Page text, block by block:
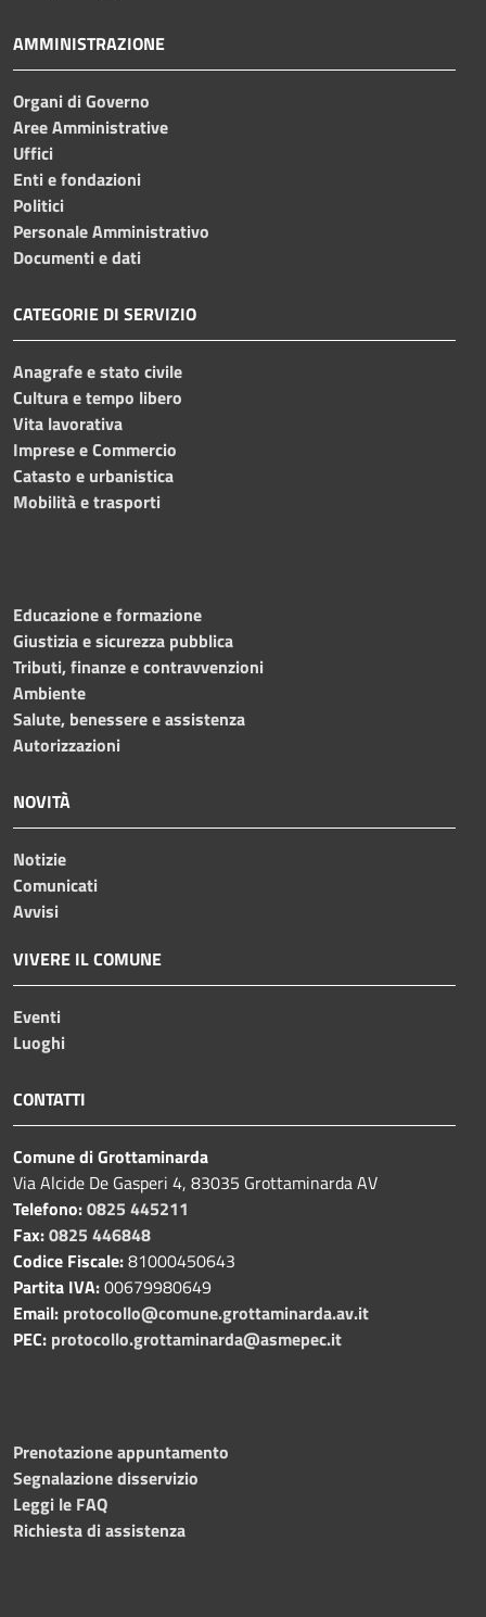
AMMINISTRAZIONE
Organi di Governo
Aree Amministrative
Uffici
Enti e fondazioni
Politici
Personale Amministrativo
Documenti e dati
CATEGORIE DI SERVIZIO
Anagrafe e stato civile
Cultura e tempo libero
Vita lavorativa
Imprese e Commercio
Catasto e urbanistica
Mobilità e trasporti
Educazione e formazione
Giustizia e sicurezza pubblica
Tributi, finanze e contravvenzioni
Ambiente
Salute, benessere e assistenza
Autorizzazioni
NOVITÀ
Notizie
Comunicati
Avvisi
VIVERE IL COMUNE
Eventi
Luoghi
CONTATTI
Comune di Grottaminarda
Via Alcide De Gasperi 4, 83035 Grottaminarda AV
Telefono:0825 445211
Fax:0825 446848
Codice Fiscale:81000450643
Partita IVA:00679980649
Email: protocollo@comune.grottaminarda.av.it
PEC: protocollo.grottaminarda@asmepec.it
Prenotazione appuntamento
Segnalazione disservizio
Leggi le FAQ
Richiesta di assistenza